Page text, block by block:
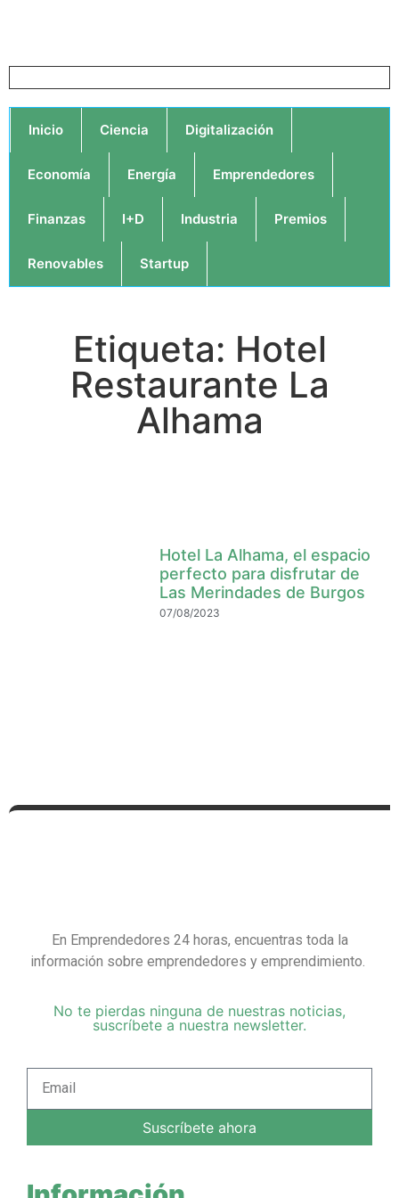
Inicio Ciencia Digitalización
Economía Energía Emprendedores
Finanzas I+D Industria Premios
Renovables Startup
Etiqueta: Hotel
Restaurante La
Alhama
Hotel La Alhama, el espacio
perfecto para disfrutar de
Las Merindades de Burgos
07/08/2023
En Emprendedores 24 horas, encuentras toda la
información sobre emprendedores y emprendimiento.
No te pierdas ninguna de nuestras noticias,
suscríbete a nuestra newsletter.
Suscríbete ahora